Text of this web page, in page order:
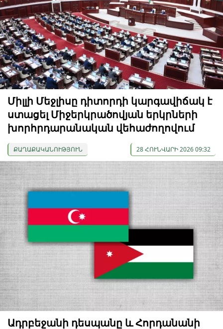
Միլլի Մեջլիսը դիտորդի կարգավիճակ է
ստացել Միջերկրածովյան երկրների
խորհրդարանական վեհաժողովում
ՔԱՂԱՔԱԿԱՆՈՒԹՅՈՒՆ 28 ՀՈՒՆՎԱՐԻ 2026 09:32
Ադրբեջանի դեսպանը և Հորդանանի